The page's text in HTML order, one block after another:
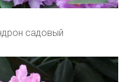
садовый